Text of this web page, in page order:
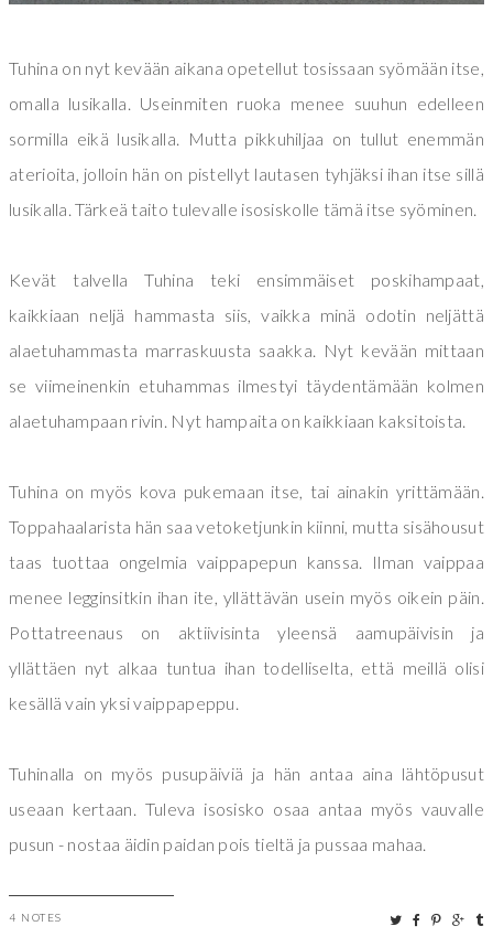
Tuhina on nyt kevään aikana opetellut tosissaan syömään itse,
omalla lusikalla. Useinmiten ruoka menee suuhun edelleen
sormilla eikä lusikalla. Mutta pikkuhiljaa on tullut enemmän
aterioita, jolloin hän on pistellyt lautasen tyhjäksi ihan itse sillä
lusikalla. Tärkeä taito tulevalle isosiskolle tämä itse syöminen.
Kevät talvella Tuhina teki ensimmäiset poskihampaat,
kaikkiaan neljä hammasta siis, vaikka minä odotin neljättä
alaetuhammasta marraskuusta saakka. Nyt kevään mittaan
se viimeinenkin etuhammas ilmestyi täydentämään kolmen
alaetuhampaan rivin. Nyt hampaita on kaikkiaan kaksitoista.
Tuhina on myös kova pukemaan itse, tai ainakin yrittämään.
Toppahaalarista hän saa vetoketjunkin kiinni, mutta sisähousut
taas tuottaa ongelmia vaippapepun kanssa. Ilman vaippaa
menee legginsitkin ihan ite, yllättävän usein myös oikein päin.
Pottatreenaus on aktiivisinta yleensä aamupäivisin ja
yllättäen nyt alkaa tuntua ihan todelliselta, että meillä olisi
kesällä vain yksi vaippapeppu.
Tuhinalla on myös pusupäiviä ja hän antaa aina lähtöpusut
useaan kertaan. Tuleva isosisko osaa antaa myös vauvalle
pusun - nostaa äidin paidan pois tieltä ja pussaa mahaa.
4 NOTES